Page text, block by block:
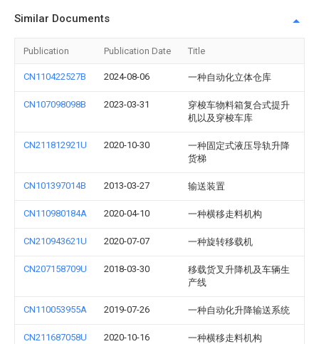
Similar Documents
Publication Publication Date Title
CN110422527B 2024-08-06 一种自动化立体仓库
CN107098098B 2023-03-31
穿梭车物料箱复合式提升
机以及穿梭车库
CN211812921U 2020-10-30
一种固定式液压导轨升降
货梯
CN101397014B 2013-03-27 输送装置
CN110980184A 2020-04-10 一种横移走料机构
CN210943621U 2020-07-07 一种旋转移载机
CN207158709U 2018-03-30
移载货叉升降机及车辆生
产线
CN110053955A 2019-07-26 一种自动化升降输送系统
CN211687058U 2020-10-16 一种横移走料机构